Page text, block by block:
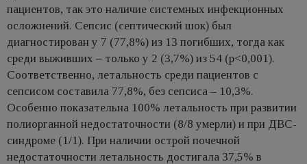
пациентов, так это наличие системных инфекционных
осложнений. Сепсис (септический шок) был
диагностирован у 7 (77,8%) из 13 погибших, тогда как
среди выживших – только у 2 (3,7%) из 54 (p<0,001).
Соответственно, летальность среди пациентов с
сепсисом составила 77,8%, без сепсиса – 10,3%.
Особенно показательна 100% летальность при развитии
полиорганной недостаточности (8/8 умерли) и при ДВС-
синдроме (1/1). При наличии острой почечной
недостаточности летальность достигала 37,5% в